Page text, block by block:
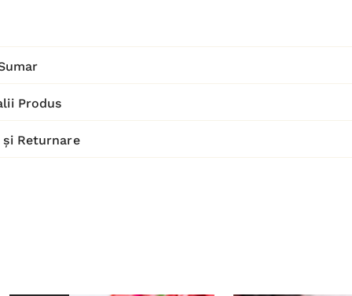
Produs
Returnare